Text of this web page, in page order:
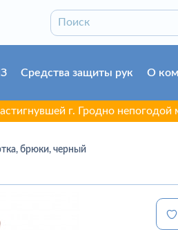
Средства защиты рук О
г. Гродно непогодой
брюки, черный